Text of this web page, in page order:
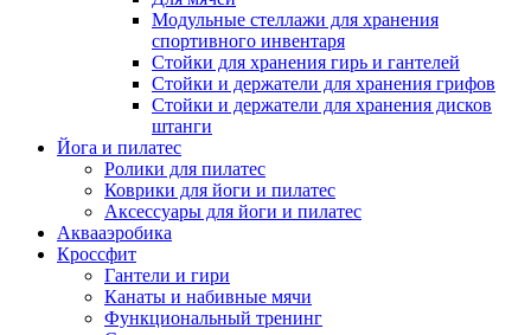
Модульные стеллажи для хранения
спортивного инвентаря
Стойки для хранения гирь и гантелей
Стойки и держатели для хранения грифов
Стойки и держатели для хранения дисков
штанги
Йога и пилатес
Ролики для пилатес
Коврики для йоги и пилатес
Аксессуары для йоги и пилатес
Аквааэробика
Кроссфит
Гантели и гири
Канаты и набивные мячи
Функциональный тренинг